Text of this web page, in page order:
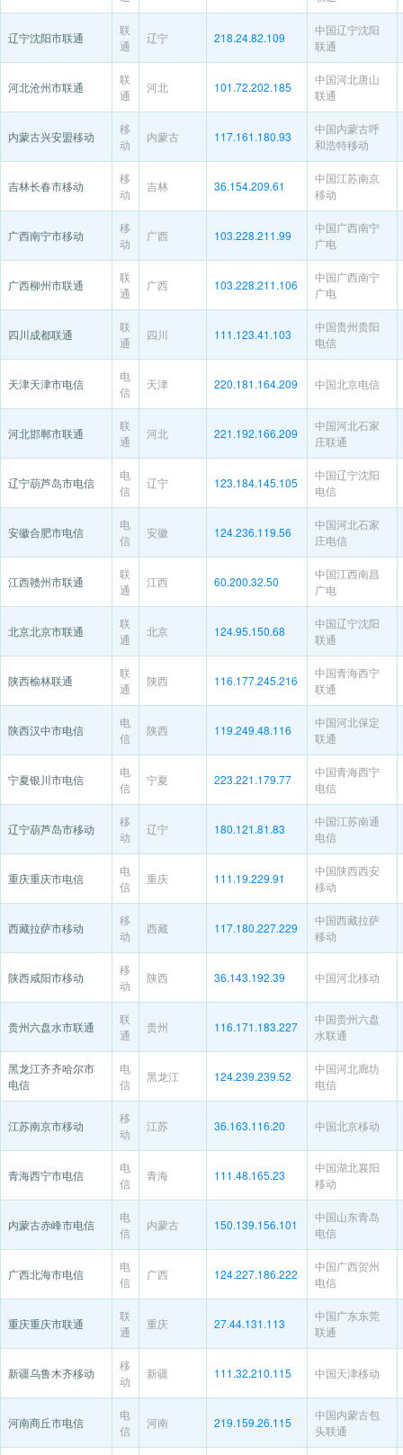
辽宁沈阳市联通
联
通
辽宁 218.24.82.109
中国辽宁沈阳
联通
河北沧州市联通
联
通
河北 101.72.202.185
中国河北唐山
联通
内蒙古兴安盟移动
移
动
内蒙古 117.161.180.93
中国内蒙古呼
和浩特移动
吉林长春市移动
移
动
吉林 36.154.209.61
中国江苏南京
移动
广西南宁市移动
移
动
广西 103.228.211.99
中国广西南宁
广电
广西柳州市联通
联
通
广西 103.228.211.106
中国广西南宁
广电
四川成都联通
联
通
四川 111.123.41.103
中国贵州贵阳
电信
天津天津市电信
电
信
天津 220.181.164.209 中国北京电信
河北邯郸市联通
联
通
河北 221.192.166.209
中国河北石家
庄联通
辽宁葫芦岛市电信
电
信
辽宁 123.184.145.105
中国辽宁沈阳
电信
安徽合肥市电信
电
信
安徽 124.236.119.56
中国河北石家
庄电信
江西赣州市联通
联
通
江西 60.200.32.50
中国江西南昌
广电
北京北京市联通
联
通
北京 124.95.150.68
中国辽宁沈阳
联通
陕西榆林联通
联
通
陕西 116.177.245.216
中国青海西宁
联通
陕西汉中市电信
电
信
陕西 119.249.48.116
中国河北保定
联通
宁夏银川市电信
电
信
宁夏 223.221.179.77
中国青海西宁
电信
辽宁葫芦岛市移动
移
动
辽宁 180.121.81.83
中国江苏南通
电信
重庆重庆市电信
电
信
重庆 111.19.229.91
中国陕西西安
移动
西藏拉萨市移动
移
动
西藏 117.180.227.229
中国西藏拉萨
移动
陕西咸阳市移动
移
动
陕西 36.143.192.39 中国河北移动
贵州六盘水市联通
联
通
贵州 116.171.183.227
中国贵州六盘
水联通
黑龙江齐齐哈尔市
电信
电
信
黑龙江 124.239.239.52
中国河北廊坊
电信
江苏南京市移动
移
动
江苏 36.163.116.20 中国北京移动
青海西宁市电信
电
信
青海 111.48.165.23
中国湖北襄阳
移动
内蒙古赤峰市电信
电
信
内蒙古 150.139.156.101
中国山东青岛
电信
广西北海市电信
电
信
广西 124.227.186.222
中国广西贺州
电信
重庆重庆市联通
联
通
重庆 27.44.131.113
中国广东东莞
联通
新疆乌鲁木齐移动
移
动
新疆 111.32.210.115 中国天津移动
河南商丘市电信
电
信
河南 219.159.26.115
中国内蒙古包
头联通